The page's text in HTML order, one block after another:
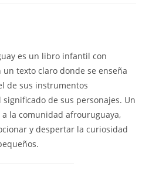
es un libro infantil con
texto claro donde se enseña
de sus instrumentos
de sus personajes. Un
la comunidad afrouruguaya,
y despertar la curiosidad